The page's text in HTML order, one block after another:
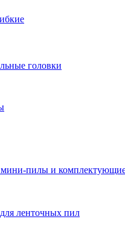
головки
пилы и
ленточных пил